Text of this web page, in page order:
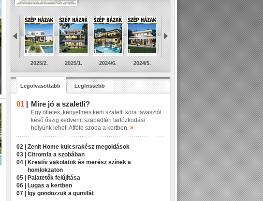
2025/2. 2025/1. 2024/6. 2024/5.
Legolvasottabb Legfrissebb
01 | Mire jó a szaletli?
Egy ötletes, kényelmes kerti szaletli kora tavasztól
késő őszig kedvenc szabadtéri tartózkodási
helyünk lehet. Afféle szoba a kertben. »
02 |
Zenit Home kulcsrakész megoldások
03 |
Citromfa a szobában
04 |
Kreatív vakolatok és merész színek a
homlokzaton
05 |
Palatetők felújítása
06 |
Lugas a kertben
07 |
Így gondozzuk a gumifát